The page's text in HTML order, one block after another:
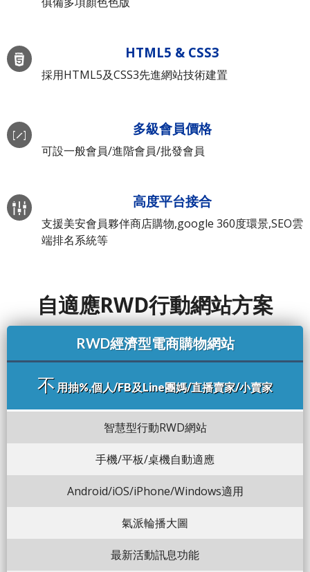
HTML5 & CSS3
採用HTML5及CSS3先進網站技術建置
多級會員價格
可設一般會員/進階會員/批發會員
高度平台接合
支援美安會員夥伴商店購物,google 360度環景,SEO雲
端排名系統等
自適應RWD行動網站方案
RWD經濟型電商購物網站
不 用抽%,個人/FB及Line團媽/直播賣家/小賣家
智慧型行動RWD網站
手機/平板/桌機自動適應
Android/iOS/iPhone/Windows適用
氣派輪播大圖
最新活動訊息功能